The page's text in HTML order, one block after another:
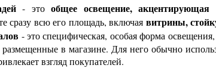
- это общее освещение, акцентирующая
сразу всю его площадь, включая витрины,
- это специфическая, особая форма
в магазине. Для него обычно
взгляд покупателей.